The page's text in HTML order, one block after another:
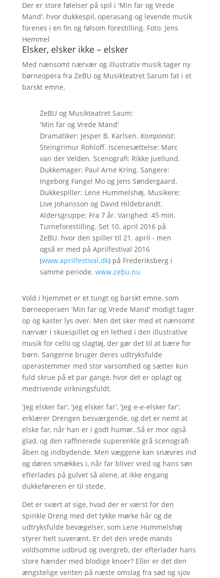
Der er store følelser på spil i 'Min far og Vrede
Mand', hvor dukkespil, operasang og levende musik
forenes i en fin og følsom forestilling. Foto: Jens
Hemmel
Elsker, elsker ikke – elsker
Med nænsomt nærvær og illustrativ musik tager ny
børneopera fra ZeBU og Musikteatret Sarum fat i et
barskt emne.
ZeBU og Musikteatret Saum:
'Min far og Vrede Mand'
Dramatiker: Jesper B. Karlsen. Komponist:
Steingrimur Rohloff. Iscenesættelse: Marc
van der Velden. Scenografi: Rikke Juellund.
Dukkemager: Paul Arne Kring. Sangere:
Ingeborg Fangel Mo og Jens Søndergaard.
Dukkespiller: Lene Hummelshøj. Musikere:
Live Johansson og David Hildebrandt.
Aldersgruppe: Fra 7 år. Varighed: 45 min.
Turneforestilling. Set 10. april 2016 på
ZeBU. hvor den spiller til 21. april - men
også er med på Aprilfestival 2016
(www.aprilfestival.dk) på Frederiksberg i
samme periode. www.zebu.nu
Vold i hjemmet er et tungt og barskt emne, som
børneoperaen 'Min far og Vrede Mand' modigt tager
op og kaster lys over. Men det sker med et nænsomt
nærvær i skuespillet og en lethed i den illustrative
musik for cello og slagtøj, der gør det til at bære for
børn. Sangerne bruger deres udtryksfulde
operastemmer med stor varsomhed og sætter kun
fuld skrue på et par gange, hvor det er oplagt og
medrivende virkningsfuldt.
'Jeg elsker far', 'Jeg elsker far', 'Jeg e-e-elsker far',
erklærer Drengen besværgende, og det er nemt at
elske far, når han er i godt humør. Så er mor også
glad, og den raffinerede superenkle grå scenografi
åben og indbydende. Men væggene kan snævres ind
og døren smækkes i, når far bliver vred og hans søn
efterlades på gulvet så alene, at ikke engang
dukkeføreren er til stede.
Det er svært at sige, hvad der er værst for den
spinkle Dreng med det tykke mørke hår og de
udtryksfulde bevægelser, som Lene Hummelshøj
styrer helt suverænt. Er det den vrede mands
voldsomme udbrud og overgreb, der efterlader hans
store hænder med blodige knoer? Eller er det den
ængstelige venten på næste omslag fra sød og sjov